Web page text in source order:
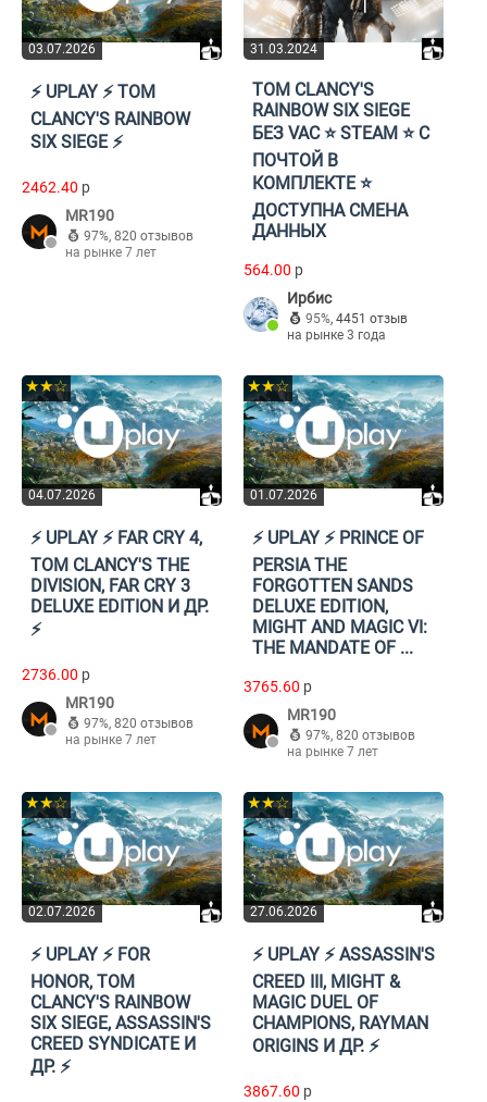
03.07.2026
⚡️ UPLAY ⚡️ TOM
CLANCY'S RAINBOW
SIX SIEGE ⚡️
2462.40 p
MR190
97%, 820 отзывов
на рынке 7 лет
31.03.2024
TOM CLANCY'S
RAINBOW SIX SIEGE
БЕЗ VAC ⭐️ STEAM ⭐️ С
ПОЧТОЙ В
КОМПЛЕКТЕ ⭐️
ДОСТУПНА СМЕНА
ДАННЫХ
564.00 p
Ирбис
95%, 4451 отзыв
на рынке 3 года
04.07.2026
★★☆
⚡️ UPLAY ⚡️ FAR CRY 4,
TOM CLANCY'S THE
DIVISION, FAR CRY 3
DELUXE EDITION И ДР.
⚡️
2736.00 p
MR190
97%, 820 отзывов
на рынке 7 лет
01.07.2026
★★☆
⚡️ UPLAY ⚡️ PRINCE OF
PERSIA THE
FORGOTTEN SANDS
DELUXE EDITION,
MIGHT AND MAGIC VI:
THE MANDATE OF ...
3765.60 p
MR190
97%, 820 отзывов
на рынке 7 лет
02.07.2026
★★☆
⚡️ UPLAY ⚡️ FOR
HONOR, TOM
CLANCY'S RAINBOW
SIX SIEGE, ASSASSIN'S
CREED SYNDICATE И
ДР. ⚡️
27.06.2026
★★☆
⚡️ UPLAY ⚡️ ASSASSIN'S
CREED III, MIGHT &
MAGIC DUEL OF
CHAMPIONS, RAYMAN
ORIGINS И ДР. ⚡️
3867.60 p